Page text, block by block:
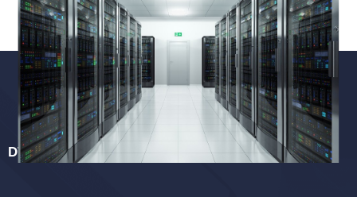
DT解决方案-智慧数据中心